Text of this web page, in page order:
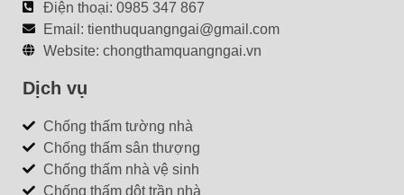
Điện thoại: 0985 347 867
Email: tienthuquangngai@gmail.com
Website: chongthamquangngai.vn
Dịch vụ
Chống thấm tường nhà
Chống thấm sân thượng
Chống thấm nhà vệ sinh
Chống thấm dột trần nhà